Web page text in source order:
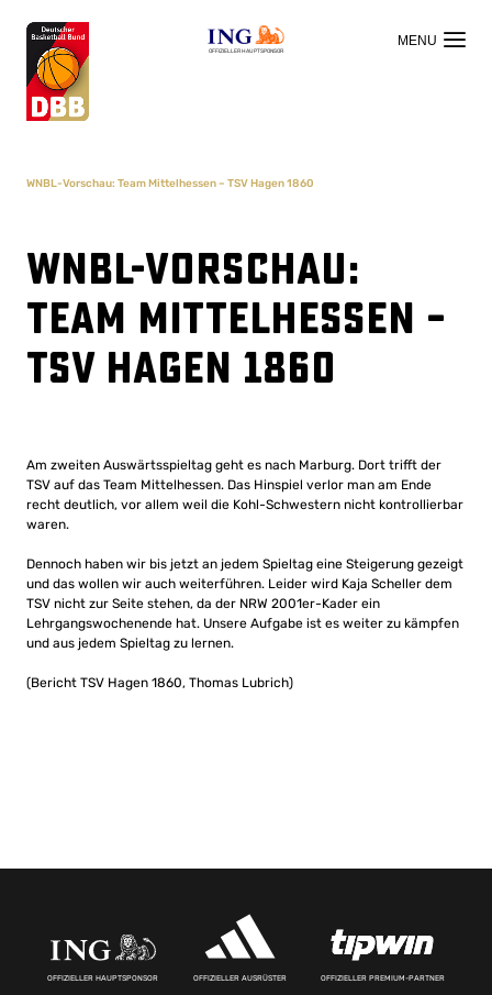
OFFIZIELLER HAUPTSPONSOR
WNBL-Vorschau: Team Mittelhessen – TSV Hagen 1860
WNBL-Vorschau:
Team Mittelhessen –
TSV Hagen 1860
Am zweiten Auswärtsspieltag geht es nach Marburg. Dort trifft der
TSV auf das Team Mittelhessen. Das Hinspiel verlor man am Ende
recht deutlich, vor allem weil die Kohl-Schwestern nicht kontrollierbar
waren.
Dennoch haben wir bis jetzt an jedem Spieltag eine Steigerung gezeigt
und das wollen wir auch weiterführen. Leider wird Kaja Scheller dem
TSV nicht zur Seite stehen, da der NRW 2001er-Kader ein
Lehrgangswochenende hat. Unsere Aufgabe ist es weiter zu kämpfen
und aus jedem Spieltag zu lernen.
(Bericht TSV Hagen 1860, Thomas Lubrich)
OFFIZIELLER HAUPTSPONSOR OFFIZIELLER AUSRÜSTER OFFIZIELLER PREMIUM-PARTNER